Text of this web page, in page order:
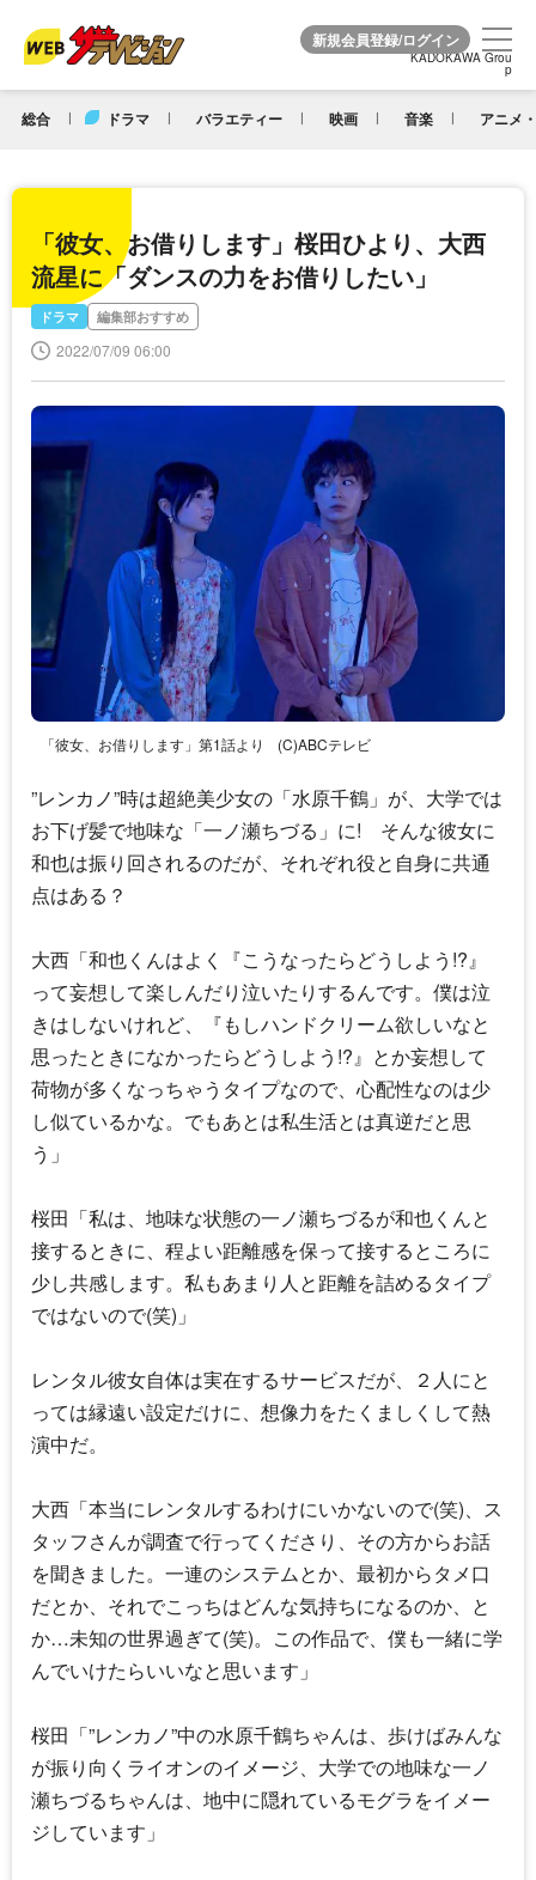
KADOKAWA Grou
p
総合 ドラマ バラエティー 映画 音楽 アニメ
KADOKAWA Grou
p
「彼女、お借りします」桜田ひより、大西
流星に「ダンスの力をお借りしたい」
ドラマ 編集部おすすめ
2022/07/09 06:00
「彼女、お借りします」第1話より (C)ABCテレビ
”レンカノ”時は超絶美少女の「水原千鶴」が、大学では
お下げ髪で地味な「一ノ瀬ちづる」に! そんな彼女に
和也は振り回されるのだが、それぞれ役と自身に共通
点はある？
大西「和也くんはよく『こうなったらどうしよう!?』
って妄想して楽しんだり泣いたりするんです。僕は泣
きはしないけれど、『もしハンドクリーム欲しいなと
思ったときになかったらどうしよう!?』とか妄想して
荷物が多くなっちゃうタイプなので、心配性なのは少
し似ているかな。でもあとは私生活とは真逆だと思
う」
桜田「私は、地味な状態の一ノ瀬ちづるが和也くんと
接するときに、程よい距離感を保って接するところに
少し共感します。私もあまり人と距離を詰めるタイプ
ではないので(笑)」
レンタル彼女自体は実在するサービスだが、２人にと
っては縁遠い設定だけに、想像力をたくましくして熱
演中だ。
大西「本当にレンタルするわけにいかないので(笑)、ス
タッフさんが調査で行ってくださり、その方からお話
を聞きました。一連のシステムとか、最初からタメ口
だとか、それでこっちはどんな気持ちになるのか、と
か…未知の世界過ぎて(笑)。この作品で、僕も一緒に学
んでいけたらいいなと思います」
桜田「”レンカノ”中の水原千鶴ちゃんは、歩けばみんな
が振り向くライオンのイメージ、大学での地味な一ノ
瀬ちづるちゃんは、地中に隠れているモグラをイメー
ジしています」